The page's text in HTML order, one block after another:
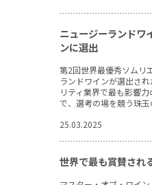
ニュージーランドワ
ンに選出
第2回世界最優秀ソムリ
ランドワインが選出さ
リティ業界で最も影響
で、選考の場を競う珠
25.03.2025
世界で最も賞賛され